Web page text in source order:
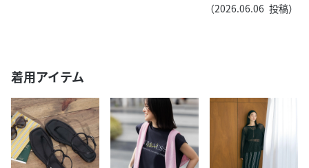
（2026.06.06 投稿）
着用アイテム